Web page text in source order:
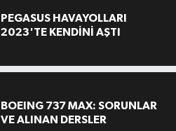
PEGASUS HAVAYOLLARI
2023'TE KENDİNİ AŞTI
BOEING 737 MAX: SORUNLAR
VE ALINAN DERSLER